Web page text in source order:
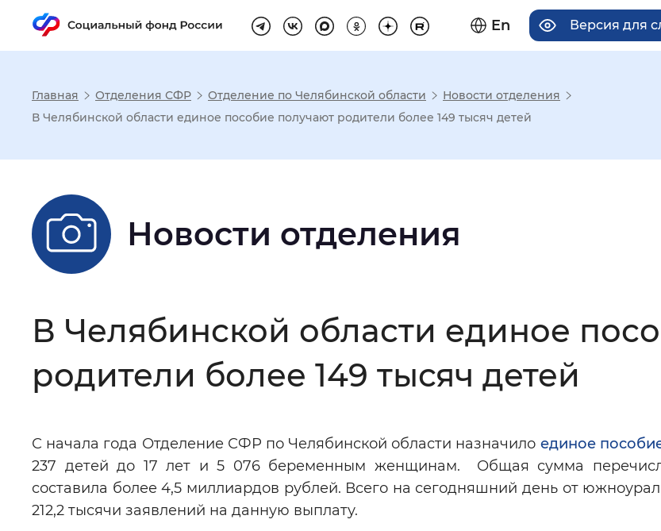
En Версия для
Настройка режима отображения
Шрифт: Без засечек С засечками
Интервал между буквами: Нормальный
Цвет сайта Монохромный Инверсивный монохромный
Изображения: Включены Выключены
Звуковой ассистент : Воспроизвести
Главная Отделения СФР Отделение по Челябинской области
Новости отделения
В Челябинской области единое пособие получают родители более 149 тысяч детей
Новости отделения
В Челябинской области единое
родители более 149 тысяч детей
С начала года Отделение СФР по Челябинской области назначило единое
237 детей до 17 лет и 5 076 беременным женщинам. Общая сумма
составила более 4,5 миллиардов рублей. Всего на сегодняшний день от
212,2 тысячи заявлений на данную выплату.